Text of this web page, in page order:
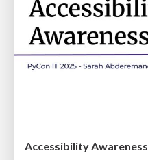
Accessibility Awareness